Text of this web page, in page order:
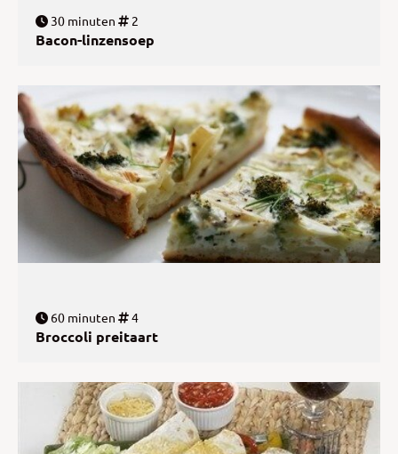
30 minuten 2
Bacon-linzensoep
60 minuten 4
Broccoli preitaart